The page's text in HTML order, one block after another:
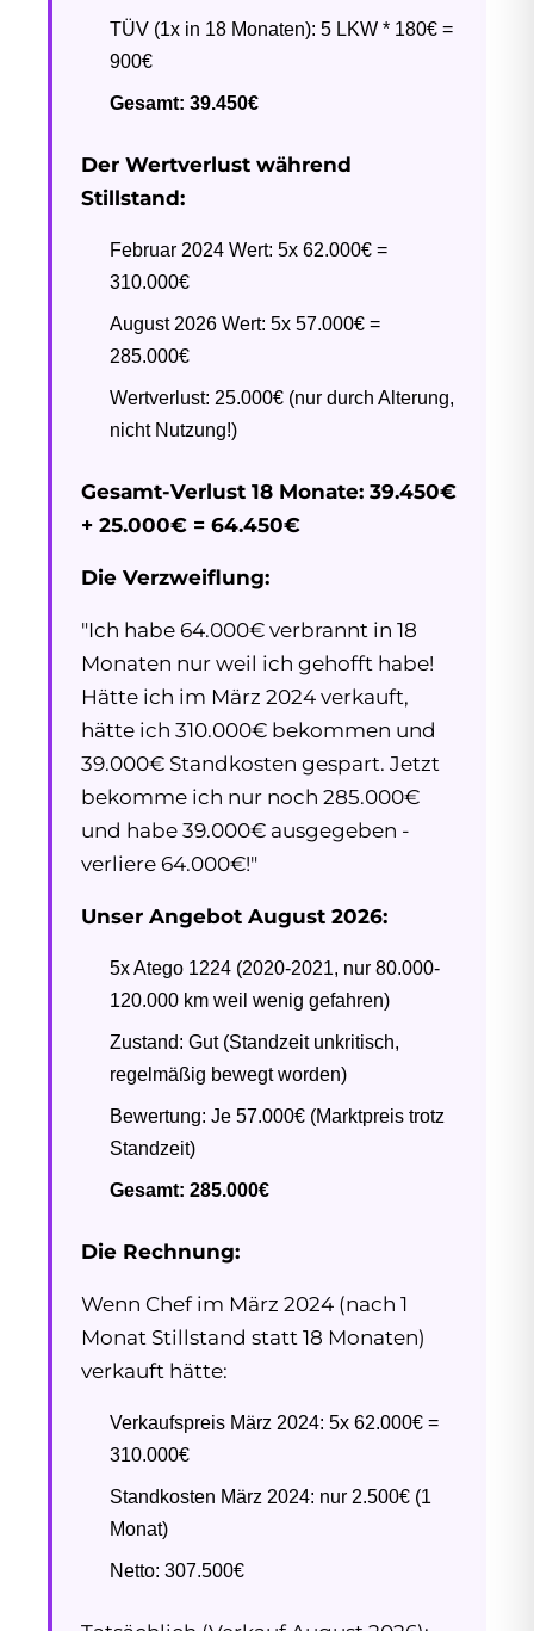
TÜV (1x in 18 Monaten): 5 LKW * 180€ =
900€
Gesamt: 39.450€
Der Wertverlust während
Stillstand:
Februar 2024 Wert: 5x 62.000€ =
310.000€
August 2026 Wert: 5x 57.000€ =
285.000€
Wertverlust: 25.000€ (nur durch Alterung,
nicht Nutzung!)
Gesamt-Verlust 18 Monate: 39.450€
+ 25.000€ = 64.450€
Die Verzweiflung:
"Ich habe 64.000€ verbrannt in 18
Monaten nur weil ich gehofft habe!
Hätte ich im März 2024 verkauft,
hätte ich 310.000€ bekommen und
39.000€ Standkosten gespart. Jetzt
bekomme ich nur noch 285.000€
und habe 39.000€ ausgegeben -
verliere 64.000€!"
Unser Angebot August 2026:
5x Atego 1224 (2020-2021, nur 80.000-
120.000 km weil wenig gefahren)
Zustand: Gut (Standzeit unkritisch,
regelmäßig bewegt worden)
Bewertung: Je 57.000€ (Marktpreis trotz
Standzeit)
Gesamt: 285.000€
Die Rechnung:
Wenn Chef im März 2024 (nach 1
Monat Stillstand statt 18 Monaten)
verkauft hätte:
Verkaufspreis März 2024: 5x 62.000€ =
310.000€
Standkosten März 2024: nur 2.500€ (1
Monat)
Netto: 307.500€